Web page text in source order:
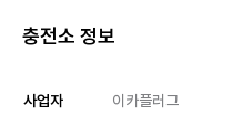
충전소 정보
사업자 이카플러그